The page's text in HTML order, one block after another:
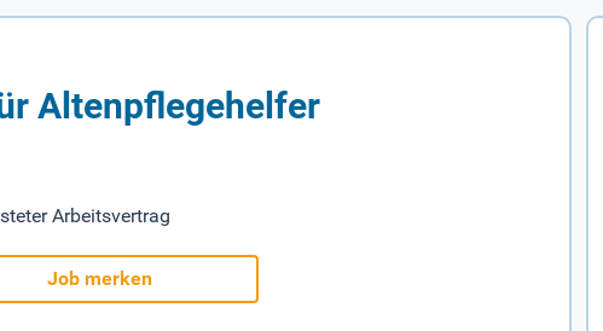
Altenpflegehelfer
Arbeitsvertrag
Job merken